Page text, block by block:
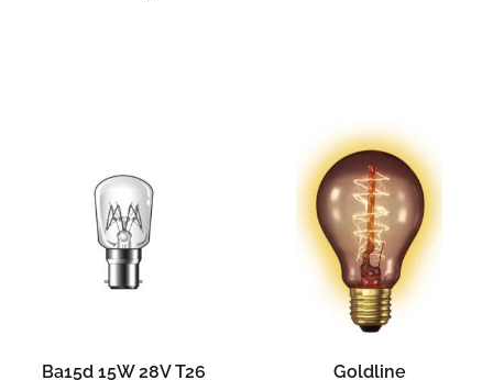
Ba15d 15W 28V T26 Goldline